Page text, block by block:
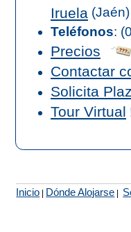
Iruela
Teléfonos:
Precios
Contactar
Solicita
Tour Virtual
Inicio Dónde Alojarse